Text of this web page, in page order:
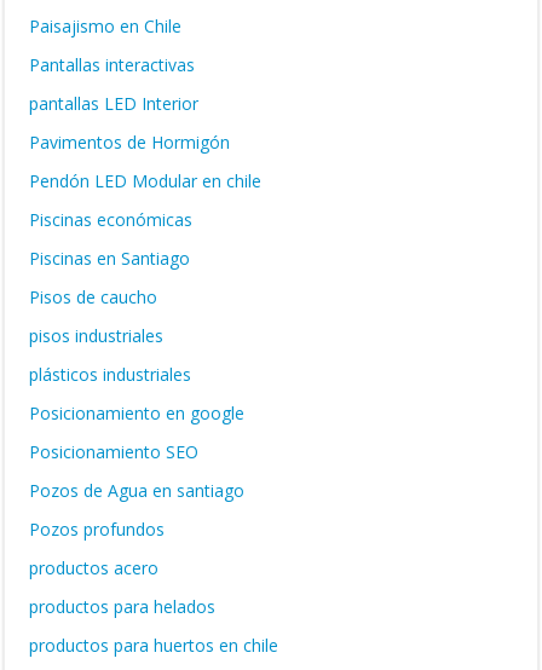
Paisajismo en Chile
Pantallas interactivas
pantallas LED Interior
Pavimentos de Hormigón
Pendón LED Modular en chile
Piscinas económicas
Piscinas en Santiago
Pisos de caucho
pisos industriales
plásticos industriales
Posicionamiento en google
Posicionamiento SEO
Pozos de Agua en santiago
Pozos profundos
productos acero
productos para helados
productos para huertos en chile